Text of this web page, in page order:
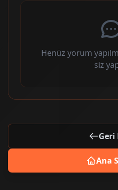
Henüz yorum
siz
Geri
Ana